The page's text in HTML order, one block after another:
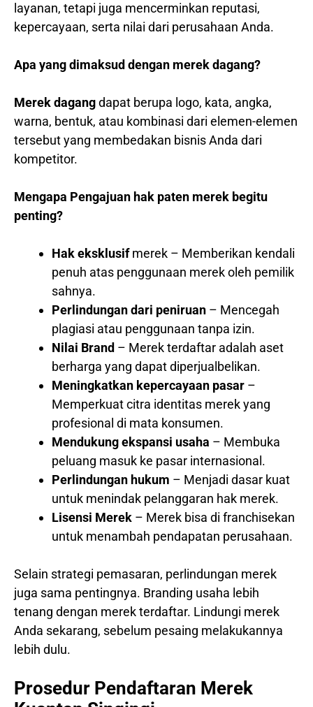
layanan, tetapi juga mencerminkan reputasi,
kepercayaan, serta nilai dari perusahaan Anda.
Apa yang dimaksud dengan merek dagang?
Merek dagangdapat berupa logo, kata, angka,
warna, bentuk, atau kombinasi dari elemen-elemen
tersebut yang membedakan bisnis Anda dari
kompetitor.
Mengapa Pengajuan hak paten merek begitu
penting?
Hak eksklusifmerek – Memberikan kendali
penuh atas penggunaan merek oleh pemilik
sahnya.
Perlindungan dari peniruan – Mencegah
plagiasi atau penggunaan tanpa izin.
Nilai Brand – Merek terdaftar adalah aset
berharga yang dapat diperjualbelikan.
Meningkatkan kepercayaan pasar –
Memperkuat citra identitas merek yang
profesional di mata konsumen.
Mendukung ekspansi usaha – Membuka
peluang masuk ke pasar internasional.
Perlindungan hukum – Menjadi dasar kuat
untuk menindak pelanggaran hak merek.
Lisensi Merek – Merek bisa di franchisekan
untuk menambah pendapatan perusahaan.
Selain strategi pemasaran, perlindungan merek
juga sama pentingnya. Branding usaha lebih
tenang dengan merek terdaftar. Lindungi merek
Anda sekarang, sebelum pesaing melakukannya
lebih dulu.
Prosedur Pendaftaran Merek